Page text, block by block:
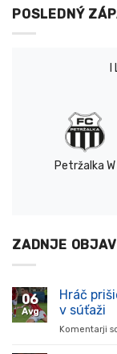
POSLEDNÝ
Petržalka W
ZADNJE
06
Avg
Hráč
v súťaži
Komentarji